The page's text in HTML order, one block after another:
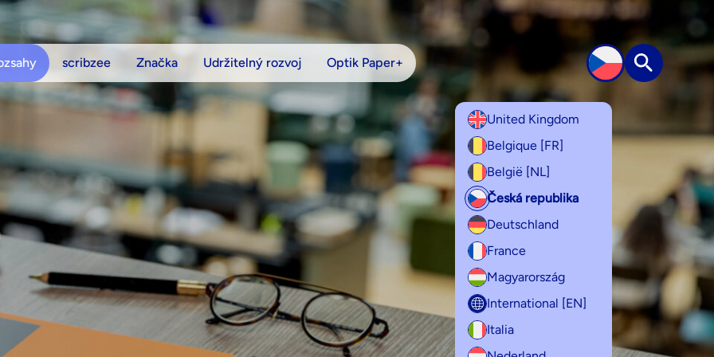
scribzee Značka Udržitelný rozvoj Optik Paper+
United Kingdom
Belgique [FR]
België [NL]
Česká republika
Deutschland
France
Magyarország
International [EN]
Italia
Hledat na